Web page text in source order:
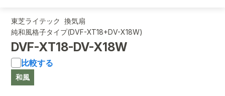
東芝ライテック 換気扇
純和風格子タイプ(DVF-XT18+DV-X18W)
DVF-XT18-DV-X18W
比較する
和風